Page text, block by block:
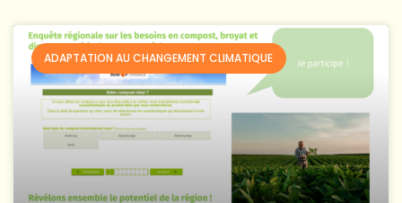
ADAPTATION AU CHANGEMENT CLIMATIQUE